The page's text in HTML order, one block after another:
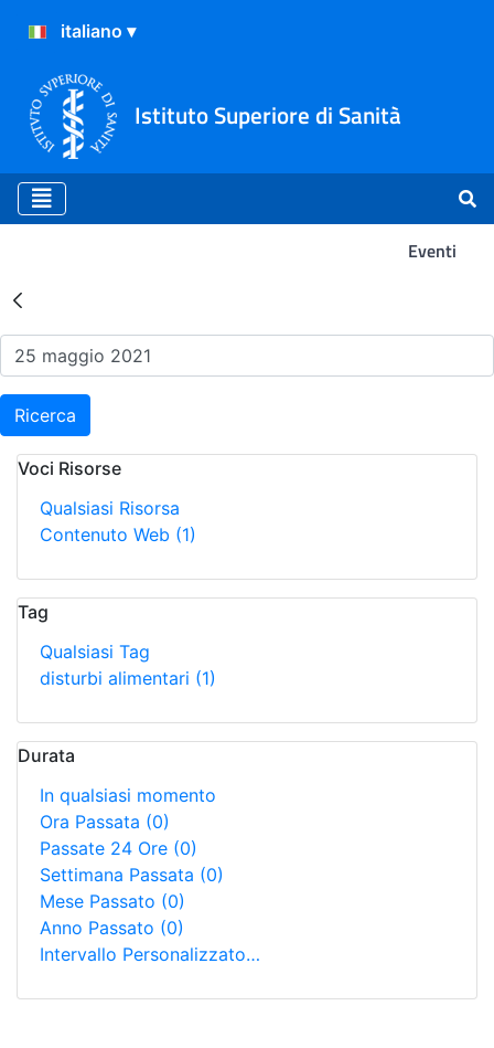
Istituto Superiore di Sanità
Eventi
Risultati della Ricerca -
Ricerca
Voci Risorse
Qualsiasi Risorsa
Contenuto Web (1)
Tag
Qualsiasi Tag
disturbi alimentari (1)
Durata
In qualsiasi momento
Ora Passata (0)
Passate 24 Ore (0)
Settimana Passata (0)
Mese Passato (0)
Anno Passato (0)
Intervallo Personalizzato…